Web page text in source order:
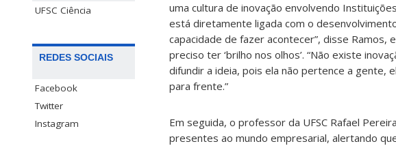
UFSC Ciência
REDES SOCIAIS
Facebook
Twitter
Instagram
uma cultura de inovação envolvendo
está diretamente ligada com o
capacidade de fazer acontecer”, disse
preciso ter ‘brilho nos olhos’. “Não existe
difundir a ideia, pois ela não pertence a gente,
para frente.”
Em seguida, o professor da UFSC Rafael
presentes ao mundo empresarial, alertando